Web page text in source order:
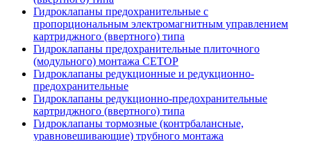
Гидроклапаны предохранительные с
пропорциональным электромагнитным управлением
картриджного (ввертного) типа
Гидроклапаны предохранительные плиточного
(модульного) монтажа CETOP
Гидроклапаны редукционные и редукционно-
предохранительные
Гидроклапаны редукционно-предохранительные
картриджного (ввертного) типа
Гидроклапаны тормозные (контрбалансные,
уравновешивающие) трубного монтажа